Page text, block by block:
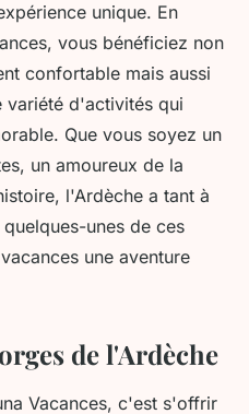
unique. En
vous bénéficiez non
confortable mais aussi
variété d'activités qui
Que vous soyez un
un amoureux de la
l'Ardèche a tant à
unes de ces
une aventure
de l'Ardèche
Vacances, c'est s'offrir